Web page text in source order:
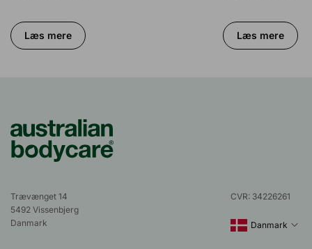
Læs mere Læs mere
Trævænget 14
5492 Vissenbjerg
Danmark
CVR: 34226261
Danmark